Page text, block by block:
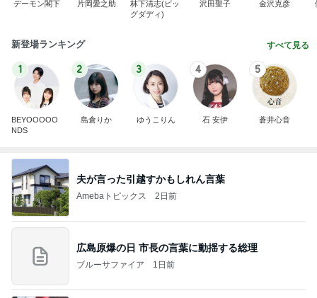
デーモン閣下 片岡愛之助
林下清志(ビッ
グダディ)
沢田聖子 金沢克彦
新登場ランキング すべて見る
1
BEYOOOOO
NDS
2
島倉りか
3
ゆうこりん
4
石 安伊
5
蒼井心音
夫が言った引越すかもしれん言葉
Amebaトピックス 2日前
広島原爆の日 市長の言葉に動揺する総理
ブルーサファイア 1日前